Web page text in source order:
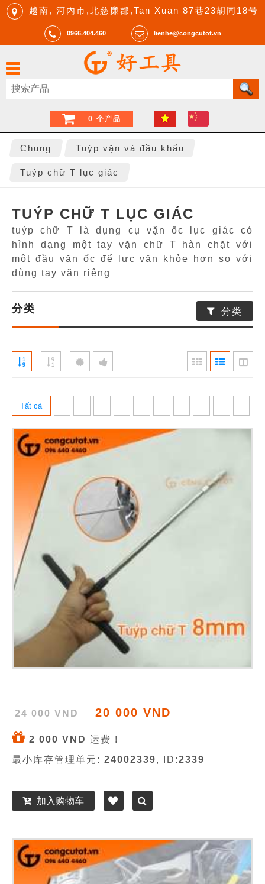
越南, 河內市,北慈廉郡,Tan Xuan 87巷23胡同18号
0966.404.460 lienhe@congcutot.vn
0 个产品
Chung Tuýp vặn và đầu khẩu
Tuýp chữ T lục giác
TUÝP CHỮ T LỤC GIÁC
tuýp chữ T là dụng cụ vặn ốc lục giác có
hình dạng một tay vặn chữ T hàn chặt với
một đầu vặn ốc để lực vặn khỏe hơn so với
dùng tay vặn riêng
分类 分类
Tất cả
24 000 VND 20 000 VND
2 000 VND 运费 !
最小库存管理单元: 24002339, ID:2339
加入购物车